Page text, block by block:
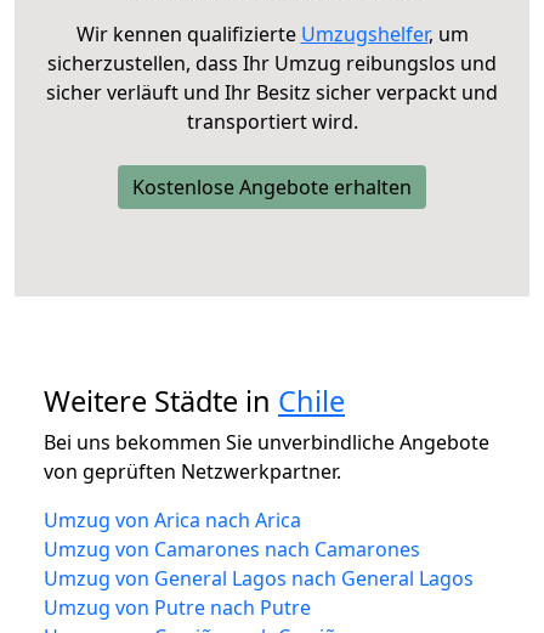
Wir kennen qualifizierte Umzugshelfer, um
sicherzustellen, dass Ihr Umzug reibungslos und
sicher verläuft und Ihr Besitz sicher verpackt und
transportiert wird.
Kostenlose Angebote erhalten
Weitere Städte in Chile
Bei uns bekommen Sie unverbindliche Angebote
von geprüften Netzwerkpartner.
Umzug von Arica nach Arica
Umzug von Camarones nach Camarones
Umzug von General Lagos nach General Lagos
Umzug von Putre nach Putre